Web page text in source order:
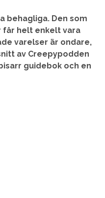
behagliga. Den som
helt enkelt vara
varelser är ondare,
av Creepypodden
guidebok och en